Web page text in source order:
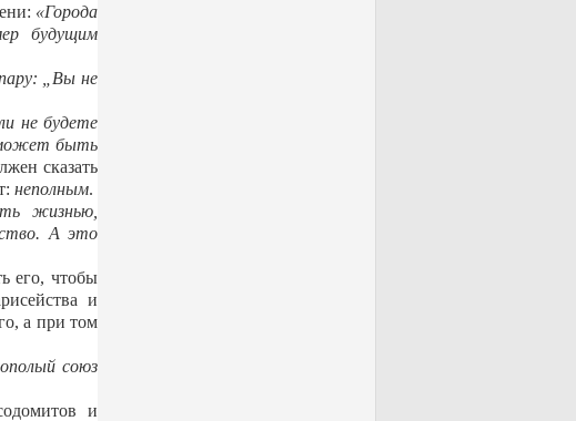
«Города
будущим
„Вы не
не будете
может быть
сказать
неполным.
жизнью,
А это
его, чтобы
и
а при том
союз
и